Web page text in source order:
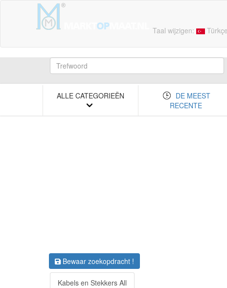
Taal wijzigen: Türkçe
ALLE CATEGORIEËN
DE MEEST
RECENTE
Bewaar zoekopdracht !
Kabels en Stekkers All